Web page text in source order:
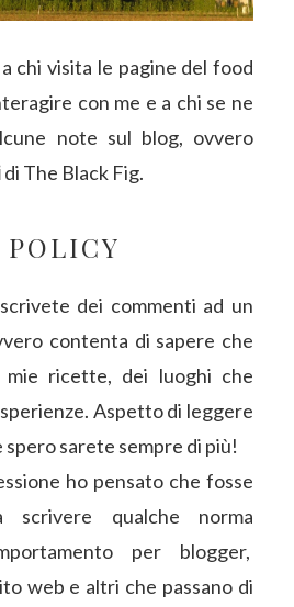
chi visita le pagine del food
con me e a chi se ne
note sul blog, ovvero
di The Black Fig.
dei commenti ad un
contenta di sapere che
mie ricette, dei luoghi che
Aspetto di leggere
sarete sempre di più!
ho pensato che fosse
scrivere qualche norma
per blogger,
web e altri che passano di